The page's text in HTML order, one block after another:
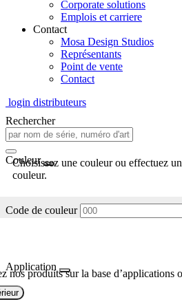
Corporate solutions
Emplois et carriere
Contact
Mosa Design Studios
Représentants
Point de vente
Contact
login distributeurs
Rechercher
Couleur
Choisissez une couleur ou effectuez
couleur.
Code de couleur
Application
nos produits sur la base d’applications